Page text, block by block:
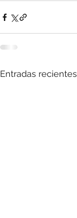
Entradas recientes